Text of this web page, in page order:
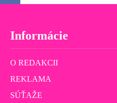
Informácie
O REDAKCII
REKLAMA
SÚŤAŽE